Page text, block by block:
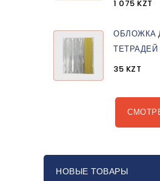
1 075 KZT
ОБЛОЖКА
ТЕТРАДЕЙ
35 KZT
НОВЫЕ ТОВАРЫ